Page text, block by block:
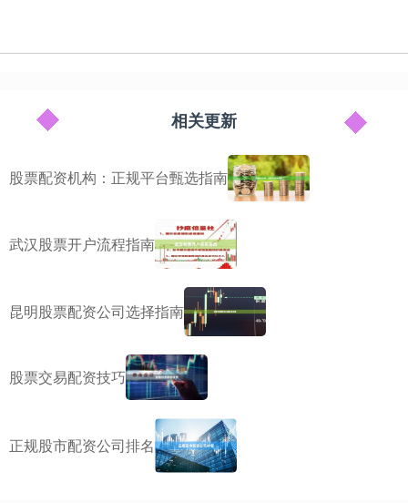
相关更新
股票配资机构：正规平台甄选指南
武汉股票开户流程指南
昆明股票配资公司选择指南
股票交易配资技巧
正规股市配资公司排名